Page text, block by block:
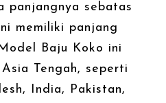
panjangnya sebatas
memiliki panjang
Baju Koko ini
Tengah, seperti
India, Pakistan,